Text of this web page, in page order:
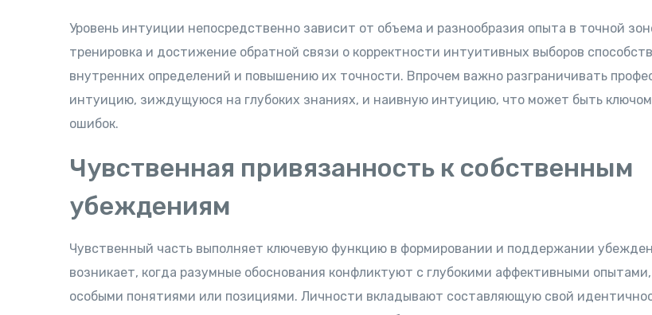
Уровень интуиции непосредственно зависит от объема и разнообразия опыта в точной
тренировка и достижение обратной связи о корректности интуитивных выборов
внутренних определений и повышению их точности. Впрочем важно разграничивать
интуицию, зиждущуюся на глубоких знаниях, и наивную интуицию, что может быть
ошибок.
Чувственная привязанность к собственным
убеждениям
Чувственный часть выполняет ключевую функцию в формировании и поддержании
возникает, когда разумные обоснования конфликтуют с глубокими аффективными
особыми понятиями или позициями. Личности вкладывают составляющую свой